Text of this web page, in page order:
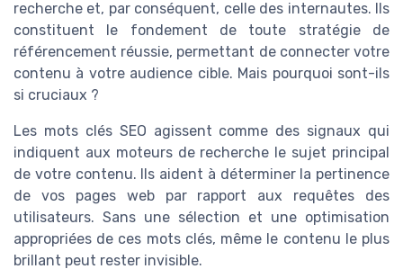
recherche et, par conséquent, celle des internautes. Ils
constituent le fondement de toute stratégie de
référencement réussie, permettant de connecter votre
contenu à votre audience cible. Mais pourquoi sont-ils
si cruciaux ?
Les mots clés SEO agissent comme des signaux qui
indiquent aux moteurs de recherche le sujet principal
de votre contenu. Ils aident à déterminer la pertinence
de vos pages web par rapport aux requêtes des
utilisateurs. Sans une sélection et une optimisation
appropriées de ces mots clés, même le contenu le plus
brillant peut rester invisible.